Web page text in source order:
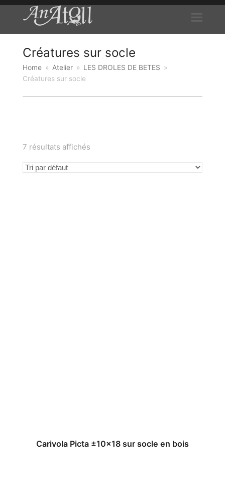
Créatures sur socle
Home » Atelier » LES DROLES DE BETES »
Créatures sur socle
7 résultats affichés
Carivola Picta ±10×18 sur socle en bois